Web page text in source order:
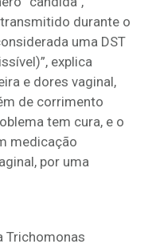
durante o
uma DST
explica
e dores vaginal,
de corrimento
tem cura, e o
medicação
por uma
Trichomonas